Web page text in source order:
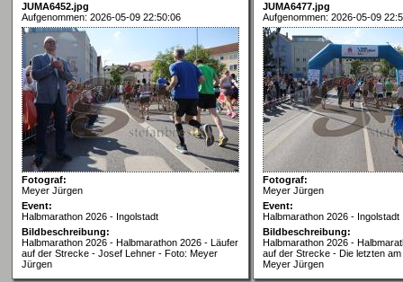
JUMA6452.jpg
Aufgenommen: 2026-05-09 22:50:06
Fotograf:
Meyer Jürgen
Event:
Halbmarathon 2026 - Ingolstadt
Bildbeschreibung:
Halbmarathon 2026 - Halbmarathon 2026 - Läufer
auf der Strecke - Josef Lehner - Foto: Meyer
Jürgen
JUMA6477.jpg
Aufgenommen: 2026-05-09
Fotograf:
Meyer Jürgen
Event:
Halbmarathon 2026 - Ingolstadt
Bildbeschreibung:
Halbmarathon 2026 -
auf der Strecke - Die letzten
Meyer Jürgen